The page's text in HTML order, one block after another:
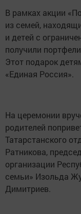
В рамках акции
из семей,
и детей с
получили
Этот подарок
«Единая Россия».
На церемонии
родителей
Татарстанского
Ратникова,
организации
семьи» Изольда
Димитриев.